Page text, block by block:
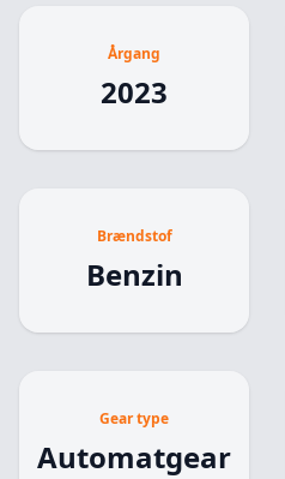
- Nøglefri døre/start
- El-bagklap
- Sædevarme for og bag
- Klimapakke
Og meget mere
Vil tilbyder attraktiv
Mulighed for tilkøb af
Årgang
2023
Brændstof
Benzin
Gear type
Automatgear